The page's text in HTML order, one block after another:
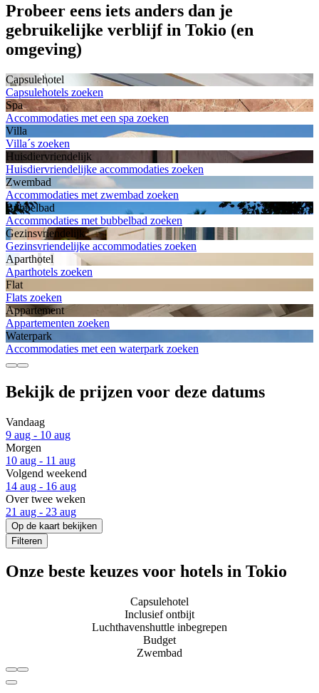
Probeer eens iets anders dan je
gebruikelijke verblijf in Tokio (en
omgeving)
Capsulehotel
Capsulehotels zoeken
Spa
Accommodaties met een spa zoeken
Villa
Villa´s zoeken
Huisdiervriendelijk
Huisdiervriendelijke accommodaties zoeken
Zwembad
Accommodaties met zwembad zoeken
Bubbelbad
Accommodaties met bubbelbad zoeken
Gezinsvriendelijk
Gezinsvriendelijke accommodaties zoeken
Aparthotel
Aparthotels zoeken
Flat
Flats zoeken
Appartement
Appartementen zoeken
Waterpark
Accommodaties met een waterpark zoeken
Bekijk de prijzen voor deze datums
Vandaag
9 aug - 10 aug
Morgen
10 aug - 11 aug
Volgend weekend
14 aug - 16 aug
Over twee weken
21 aug - 23 aug
Op de kaart bekijken
Filteren
Onze beste keuzes voor hotels in Tokio
Capsulehotel
Inclusief ontbijt
Luchthavenshuttle inbegrepen
Budget
Zwembad